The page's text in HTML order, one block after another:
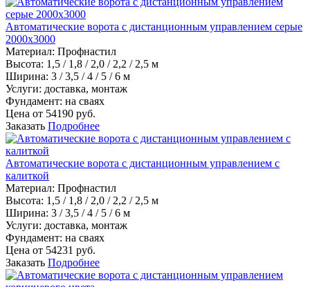
Автоматические ворота с дистанционным управлением серые
2000х3000
Материал: Профнастил
Высота: 1,5 / 1,8 / 2,0 / 2,2 / 2,5 м
Ширина: 3 / 3,5 / 4 / 5 / 6 м
Услуги: доставка, монтаж
Фундамент: на сваях
Цена от 54190 руб.
Заказать Подробнее
Автоматические ворота с дистанционным управлением с
калиткой
Материал: Профнастил
Высота: 1,5 / 1,8 / 2,0 / 2,2 / 2,5 м
Ширина: 3 / 3,5 / 4 / 5 / 6 м
Услуги: доставка, монтаж
Фундамент: на сваях
Цена от 54231 руб.
Заказать Подробнее